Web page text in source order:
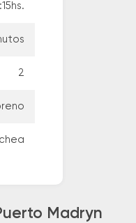
2
Madryn